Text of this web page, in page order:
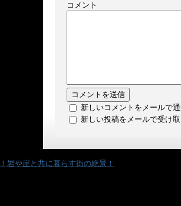
コメント
新しいコメントをメールで
新しい投稿をメールで受け
岩や崖と共に暮らす街の絶景！